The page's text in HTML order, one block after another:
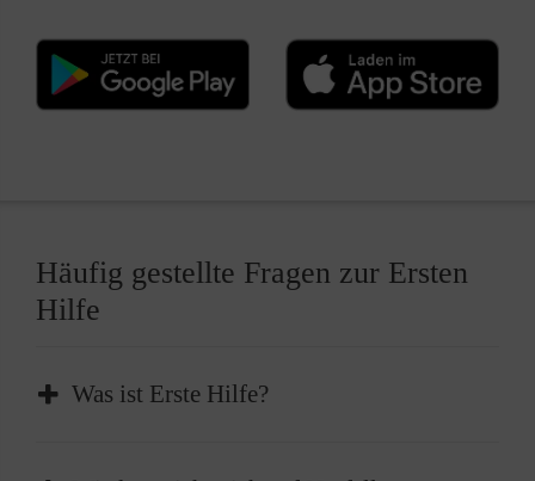
Häufig gestellte Fragen zur Ersten
Hilfe
Was ist Erste Hilfe?